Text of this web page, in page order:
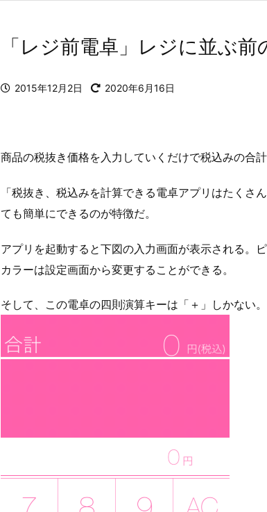
「レジ前電卓」レジに並ぶ
2015年12月2日 2020年6月16日
商品の税抜き価格を入力していくだけで税込みの合
「税抜き、税込みを計算できる電卓アプリはたく
ても簡単にできるのが特徴だ。
アプリを起動すると下図の入力画面が表示される。
カラーは設定画面から変更することができる。
そして、この電卓の四則演算キーは「＋」しかない